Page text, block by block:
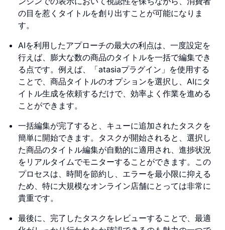
の目を惹くタイトルを創り出すことが可能になりま
す。
AIを利用したアプローチの最大の利点は、一度設定を
行えば、膨大な数の商品のタイトルを一括で編集でき
る点です。例えば、「atasiaプラグイン」を使用する
ことで、商品タイトルのオプションを選択し、AIにタ
イトル生成を依頼するだけで、効率よく作業を進める
ことができます。
一括編集が完了すると、キューに追加されたタスクを
簡単に開始できます。タスクが開始されると、選択し
た商品のタイトル編集が自動的に適用され、進捗状況
をリアルタイムでモニターすることができます。この
プロセスは、時間を節約し、エラーを最小限に抑える
ため、特に大規模なオンライン店舗にとっては非常に
貴重です。
最後に、完了したタスクをレビューすることで、最適